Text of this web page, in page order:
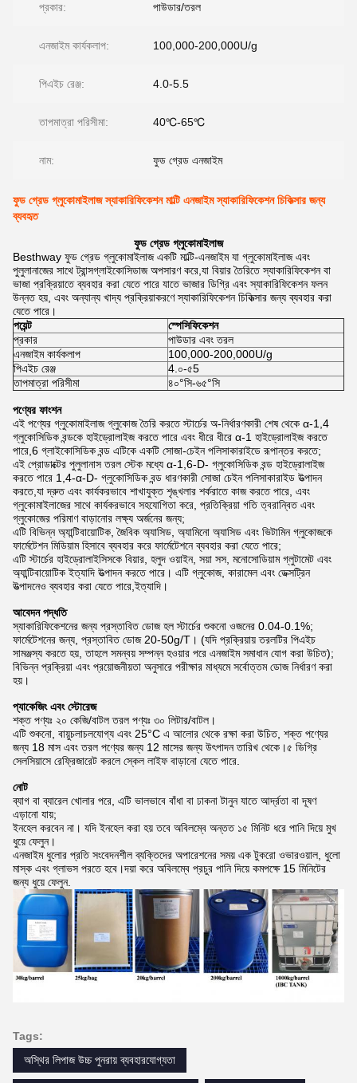
প্রকার: পাউডার/তরল
এনজাইম কার্যকলাপ: 100,000-200,000U/g
পিএইচ রেঞ্জ: 4.0-5.5
তাপমাত্রা পরিসীমা: 40℃-65℃
নাম: ফুড গ্রেড এনজাইম
ফুড গ্রেড গ্লুকোমাইলাজ স্যাকারিফিকেশন মাল্টি এনজাইম স্যাকারিফিকেশন চিকিত্সার জন্য
ব্যবহৃত
ফুড গ্রেড গ্লুকোমাইলাজ
Besthway ফুড গ্রেড গ্লুকোমাইলাজ একটি মাল্টি-এনজাইম যা গ্লুকোমাইলাজ এবং
পুলুলানাজের সাথে ট্রান্সগ্লাইকোসিডাজ অপসারণ করে,যা বিয়ার তৈরিতে স্যাকারিফিকেশন বা
ভাজা প্রক্রিয়াতে ব্যবহার করা যেতে পারে যাতে ভাজার ডিগ্রি এবং স্যাকারিফিকেশন ফলন
উন্নত হয়, এবং অন্যান্য খাদ্য প্রক্রিয়াকরণে স্যাকারিফিকেশন চিকিত্সার জন্য ব্যবহার করা
যেতে পারে।
পয়েন্ট
স্পেসিফিকেশন
প্রকার
পাউডার এবং তরল
এনজাইম কার্যকলাপ
100,000-200,000U/g
পিএইচ রেঞ্জ
4.০-৫5
তাপমাত্রা পরিসীমা
৪০°সি-৬৫°সি
পণ্যের ফাংশন
এই পণ্যের গ্লুকোমাইলাজ গ্লুকোজ তৈরি করতে স্টার্চের অ-নির্ধারণকারী শেষ থেকে α-1,4
গ্লুকোসিডিক বন্ডকে হাইড্রোলাইজ করতে পারে এবং ধীরে ধীরে α-1 হাইড্রোলাইজ করতে
পারে,6 গ্লাইকোসিডিক বন্ড এটিকে একটি সোজা-চেইন পলিসাকারাইডে রূপান্তর করতে;
এই প্রোডাক্টের পুলুলানাস তরল স্টেক মধ্যে α-1,6-D- গ্লুকোসিডিক বন্ড হাইড্রোলাইজ
করতে পারে 1,4-α-D- গ্লুকোসিডিক বন্ড ধারণকারী সোজা চেইন পলিসাকারাইড উত্পাদন
করতে,যা দ্রুত এবং কার্যকরভাবে শাখাযুক্ত শৃঙ্খলার শর্করাতে কাজ করতে পারে, এবং
গ্লুকোমাইলাজের সাথে কার্যকরভাবে সহযোগিতা করে, প্রতিক্রিয়া গতি ত্বরান্বিত এবং
গ্লুকোজের পরিমাণ বাড়ানোর লক্ষ্য অর্জনের জন্য;
এটি বিভিন্ন অ্যান্টিবায়োটিক, জৈবিক অ্যাসিড, অ্যামিনো অ্যাসিড এবং ভিটামিন গ্লুকোজকে
ফার্মেটেশন মিডিয়াম হিসাবে ব্যবহার করে ফার্মেটেশনে ব্যবহার করা যেতে পারে;
এটি স্টার্চের হাইড্রোলাইসিসকে বিয়ার, হলুদ ওয়াইন, সয়া সস, মনোসোডিয়াম গ্লুটামেট এবং
অ্যান্টিবায়োটিক ইত্যাদি উত্পাদন করতে পারে। এটি গ্লুকোজ, কারামেল এবং ডেক্সট্রিন
উত্পাদনেও ব্যবহার করা যেতে পারে,ইত্যাদি।
আবেদন পদ্ধতি
স্যাকারিফিকেশনের জন্য প্রস্তাবিত ডোজ হল স্টার্চের শুকনো ওজনের 0.04-0.1%;
ফার্মেটেশনের জন্য, প্রস্তাবিত ডোজ 20-50g/T। (যদি প্রক্রিয়ায় তরলটির পিএইচ
সামঞ্জস্য করতে হয়, তাহলে সমন্বয় সম্পন্ন হওয়ার পরে এনজাইম সমাধান যোগ করা উচিত);
বিভিন্ন প্রক্রিয়া এবং প্রয়োজনীয়তা অনুসারে পরীক্ষার মাধ্যমে সর্বোত্তম ডোজ নির্ধারণ করা
হয়।
প্যাকেজিং এবং স্টোরেজ
শক্ত পণ্যঃ ২০ কেজি/বাটল তরল পণ্যঃ ৩০ লিটার/বাটল।
এটি শুকনো, বায়ুচলাচলযোগ্য এবং 25°C এ আলোর থেকে রক্ষা করা উচিত, শক্ত পণ্যের
জন্য 18 মাস এবং তরল পণ্যের জন্য 12 মাসের জন্য উৎপাদন তারিখ থেকে।৫ ডিগ্রি
সেলসিয়াসে রেফ্রিজারেট করলে স্কেল লাইফ বাড়ানো যেতে পারে.
নোট
ব্যাগ বা ব্যারেল খোলার পরে, এটি ভালভাবে বাঁধা বা ঢাকনা টানুন যাতে আর্দ্রতা বা দূষণ
এড়ানো যায়;
ইনহেল করবেন না। যদি ইনহেল করা হয় তবে অবিলম্বে অন্তত ১৫ মিনিট ধরে পানি দিয়ে মুখ
ধুয়ে ফেলুন।
এনজাইম ধুলোর প্রতি সংবেদনশীল ব্যক্তিদের অপারেশনের সময় এক টুকরো ওভারওয়াল, ধুলো
মাস্ক এবং গ্লাভস পরতে হবে।দয়া করে অবিলম্বে প্রচুর পানি দিয়ে কমপক্ষে 15 মিনিটের
জন্য ধুয়ে ফেলুন.
Tags:
অস্থির লিপাজ উচ্চ পুনরায় ব্যবহারযোগ্যতা